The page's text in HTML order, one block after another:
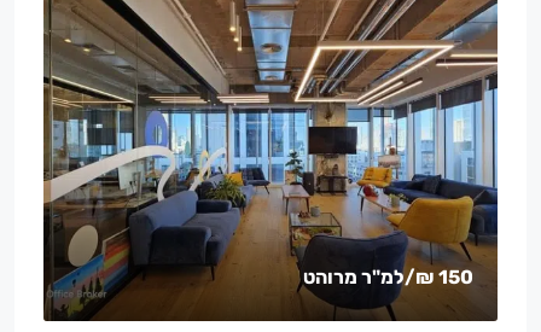
150 ₪ /למ"ר מרוהט